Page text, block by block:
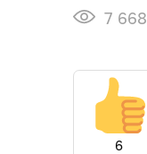
7 668
6